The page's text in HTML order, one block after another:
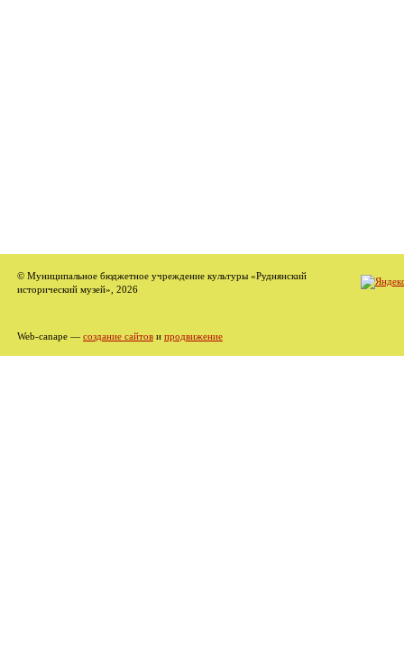
© Муниципальное бюджетное учреждение культуры «Руднянский
исторический музей», 2026
Web-canape — создание сайтов и продвижение